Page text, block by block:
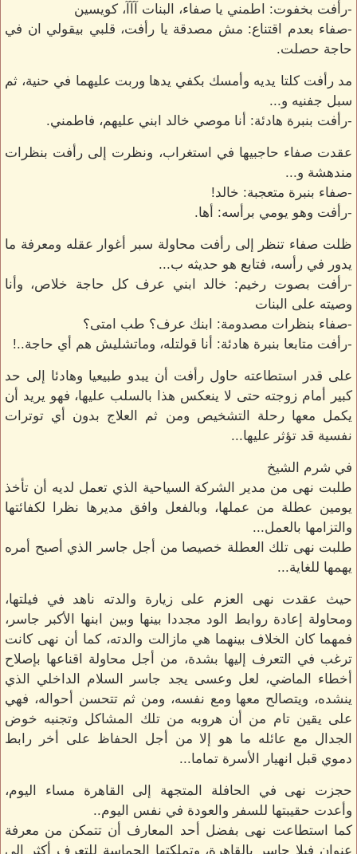
-رأفت بخفوت: اطمني يا صفاء، البنات آآآ، كويسين
-صفاء بعدم اقتناع: مش مصدقة يا رأفت، قلبي بيقولي ان في
حاجة حصلت.
مد رأفت كلتا يديه وأمسك بكفي يدها وربت عليهما في حنية، ثم
سبل جفنيه و...
-رأفت بنبرة هادئة: أنا موصي خالد ابني عليهم، فاطمني.
عقدت صفاء حاجبيها في استغراب، ونظرت إلى رأفت بنظرات
مندهشة و...
-صفاء بنبرة متعجبة: خالد!
-رأفت وهو يومي برأسه: أها.
ظلت صفاء تنظر إلى رأفت محاولة سبر أغوار عقله ومعرفة ما
يدور في رأسه، فتابع هو حديثه ب...
-رأفت بصوت رخيم: خالد ابني عرف كل حاجة خلاص، وأنا
وصيته على البنات
-صفاء بنظرات مصدومة: ابنك عرف؟ طب امتى؟
-رأفت متابعا بنبرة هادئة: أنا قولتله، وماتشليش هم أي حاجة..!
على قدر استطاعته حاول رأفت أن يبدو طبيعيا وهادئا إلى حد
كبير أمام زوجته حتى لا ينعكس هذا بالسلب عليها، فهو يريد أن
يكمل معها رحلة التشخيص ومن ثم العلاج بدون أي توترات
نفسية قد تؤثر عليها...
في شرم الشيخ
طلبت نهى من مدير الشركة السياحية الذي تعمل لديه أن تأخذ
يومين عطلة من عملها، وبالفعل وافق مديرها نظرا لكفائتها
والتزامها بالعمل...
طلبت نهى تلك العطلة خصيصا من أجل جاسر الذي أصبح أمره
يهمها للغاية...
حيث عقدت نهى العزم على زيارة والدته ناهد في فيلتها،
ومحاولة إعادة روابط الود مجددا بينها وبين ابنها الأكبر جاسر،
فمهما كان الخلاف بينهما هي مازالت والدته، كما أن نهى كانت
ترغب في التعرف إليها بشدة، من أجل محاولة اقناعها بإصلاح
أخطاء الماضي، لعل وعسى يجد جاسر السلام الداخلي الذي
ينشده، ويتصالح معها ومع نفسه، ومن ثم تتحسن أحواله، فهي
على يقين تام من أن هروبه من تلك المشاكل وتجنبه خوض
الجدال مع عائله ما هو إلا من أجل الحفاظ على أخر رابط
دموي قبل انهيار الأسرة تماما...
حجزت نهى في الحافلة المتجهة إلى القاهرة مساء اليوم،
وأعدت حقيبتها للسفر والعودة في نفس اليوم..
كما استطاعت نهى بفضل أحد المعارف أن تتمكن من معرفة
عنوان فيلا جاسر بالقاهرة، وتملكتها الحماسة للتعرف أكثر إلى